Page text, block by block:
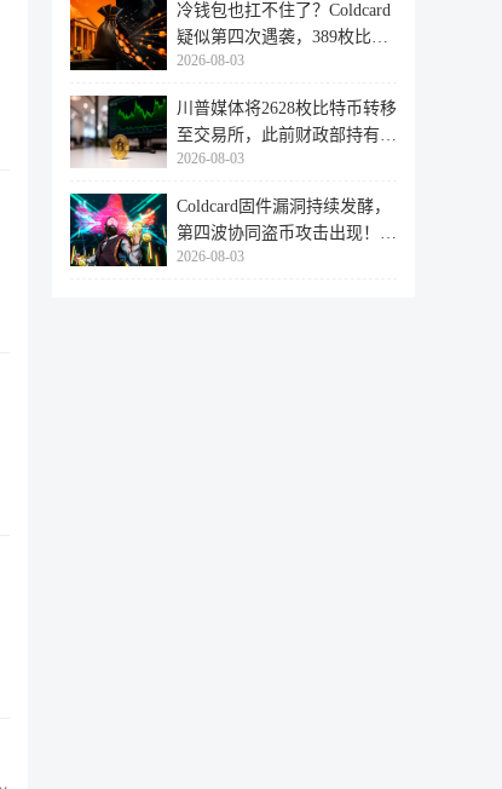
冷钱包也扛不住了？Coldcard
疑似第四次遇袭，389枚比特
币失
2026-08-03
川普媒体将2628枚比特币转移
至交易所，此前财政部持有的
比特
2026-08-03
Coldcard固件漏洞持续发酵，
第四波协同盗币攻击出现！
462个
2026-08-03